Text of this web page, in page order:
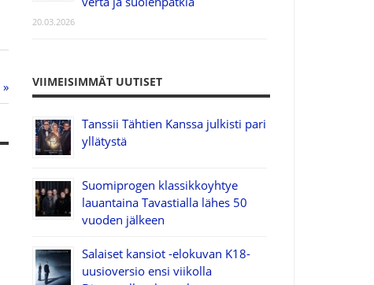
20.03.2026
VIIMEISIMMÄT UUTISET
Tanssii Tähtien Kanssa julkisti pari
yllätystä
Suomiprogen klassikkoyhtye
lauantaina Tavastialla lähes 50
vuoden jälkeen
Salaiset kansiot -elokuvan K18-
uusioversio ensi viikolla